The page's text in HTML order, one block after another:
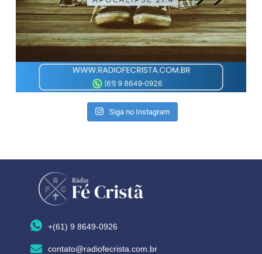
Siga no Instagram
+(61) 9 8649-0926
contato@radiofecrista.com.br